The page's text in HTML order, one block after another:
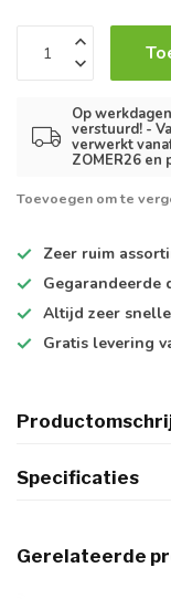
Op
verstuurd! -
verwerkt
ZOMER26
Toevoegen om te
Zeer ruim
Gegarandeerde
Altijd zeer snelle
Gratis levering
Specificaties
Gerelateerde